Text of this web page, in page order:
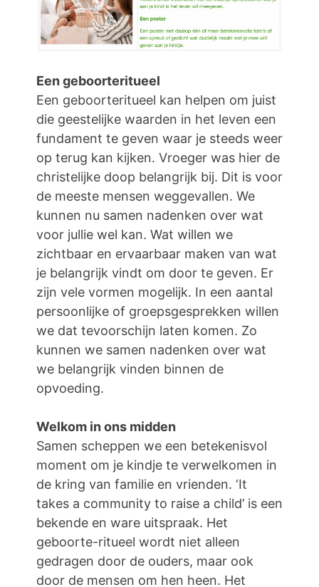
Een geboorteritueel
Een geboorteritueel kan helpen om juist
die geestelijke waarden in het leven een
fundament te geven waar je steeds weer
op terug kan kijken. Vroeger was hier de
christelijke doop belangrijk bij. Dit is voor
de meeste mensen weggevallen. We
kunnen nu samen nadenken over wat
voor jullie wel kan. Wat willen we
zichtbaar en ervaarbaar maken van wat
je belangrijk vindt om door te geven. Er
zijn vele vormen mogelijk. In een aantal
persoonlijke of groepsgesprekken willen
we dat tevoorschijn laten komen. Zo
kunnen we samen nadenken over wat
we belangrijk vinden binnen de
opvoeding.
Welkom in ons midden
Samen scheppen we een betekenisvol
moment om je kindje te verwelkomen in
de kring van familie en vrienden. ‘It
takes a community to raise a child’ is een
bekende en ware uitspraak. Het
geboorte-ritueel wordt niet alleen
gedragen door de ouders, maar ook
door de mensen om hen heen. Het